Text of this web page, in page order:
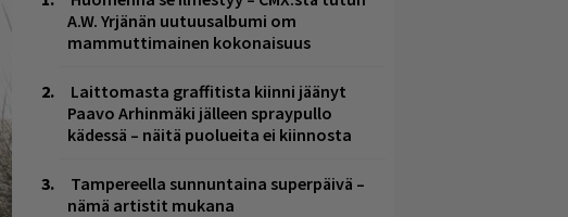
A.W. Yrjänän uutuusalbumi om
mammuttimainen kokonaisuus
Laittomasta graffitista kiinni jäänyt
Paavo Arhinmäki jälleen spraypullo
kädessä – näitä puolueita ei kiinnosta
Tampereella sunnuntaina superpäivä –
nämä artistit mukana